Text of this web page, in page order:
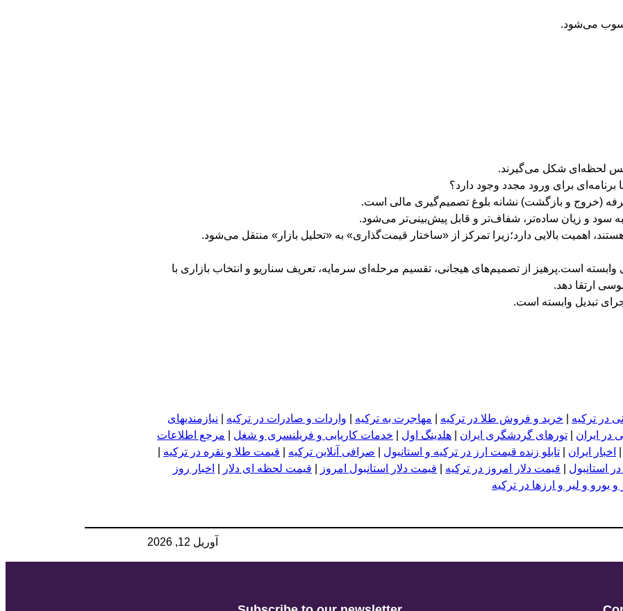
می‌شود.
حس لحظه‌ای شکل می‌گیرند.
برنامه‌ای برای ورود مجدد وجود دارد؟
(خروج و بازگشت) نشانه بلوغ تصمیم‌گیری مالی است.
سود و زیان ساده‌تر، شفاف‌تر و قابل پیش‌بینی‌تر می‌شود.
اهمیت بالایی دارد؛زیرا تمرکز از «ساختار قیمت‌گذاری» به «تحلیل بازار» منتقل می‌شود.
وابسته است.پرهیز از تصمیم‌های هیجانی، تقسیم مرحله‌ای سرمایه، تعریف سناریو و انتخاب بازاری با
ارتقا دهد.
تبدیل وابسته است.
در ترکیه خرید و فروش طلا در ترکیه مهاجرت به ترکیه واردات و صادرات در ترکیه
نیازمندیهای
در ایران تورهای گردشگری ایران هلدینگ اول خدمات کاریابی و فریلنسری و شغل
مرجع اطلاعات
اخبار ایران تابلو زنده قیمت ارز در ترکیه و استانبول صرافی آنلاین ترکیه قیمت طلا و نقره در ترکیه
استانبول قیمت دلار امروز در ترکیه قیمت دلار استانبول امروز قیمت لحظه ای دلار
اخبار روز
یورو و لیر و ارزها در ترکیه
آوریل 12, 2026